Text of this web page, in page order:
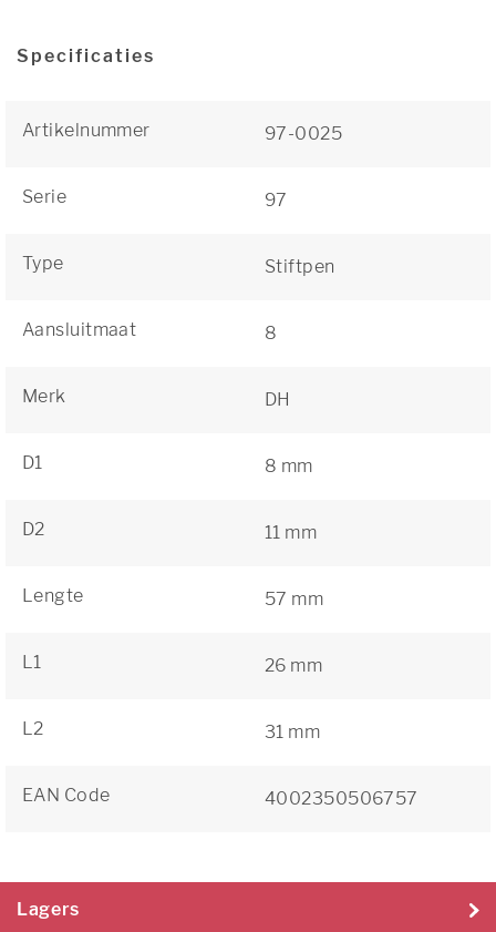
Specificaties
Artikelnummer 97-0025
Serie 97
Type Stiftpen
Aansluitmaat 8
Merk DH
D1 8 mm
D2 11 mm
Lengte 57 mm
L1 26 mm
L2 31 mm
EAN Code 4002350506757
Lagers